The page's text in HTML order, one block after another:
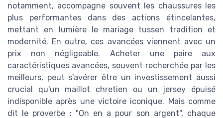
notamment, accompagne souvent les chaussures les
plus performantes dans des actions étincelantes,
mettant en lumière le mariage tussen tradition et
modernité. En outre, ces avancées viennent avec un
prix non négligeable. Acheter une paire aux
caractéristiques avancées, souvent recherchée par les
meilleurs, peut s'avérer être un investissement aussi
crucial qu'un maillot chretien ou un jersey épuisé
indisponible après une victoire iconique. Mais comme
dit le proverbe : "On en a pour son argent", chaque